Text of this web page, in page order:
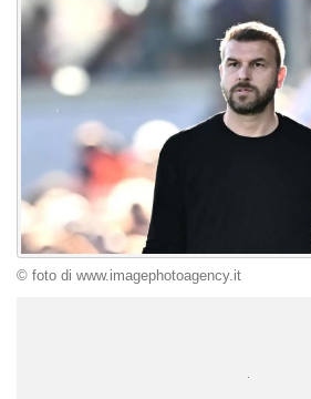
© foto di www.imagephotoagency.it